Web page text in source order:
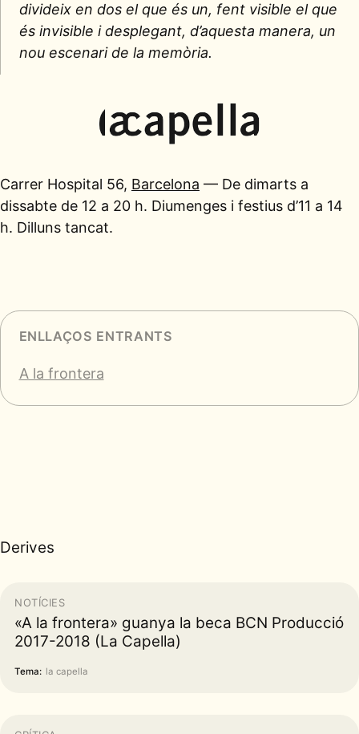
divideix en dos el que és un, fent visible el que
és invisible i desplegant, d’aquesta manera, un
nou escenari de la memòria.
Carrer Hospital 56, Barcelona — De dimarts a
dissabte de 12 a 20 h. Diumenges i festius d’11 a 14
h. Dilluns tancat.
ENLLAÇOS ENTRANTS
A la frontera
Derives
NOTÍCIES
«A la frontera» guanya la beca BCN Producció
2017-2018 (La Capella)
Tema: la capella